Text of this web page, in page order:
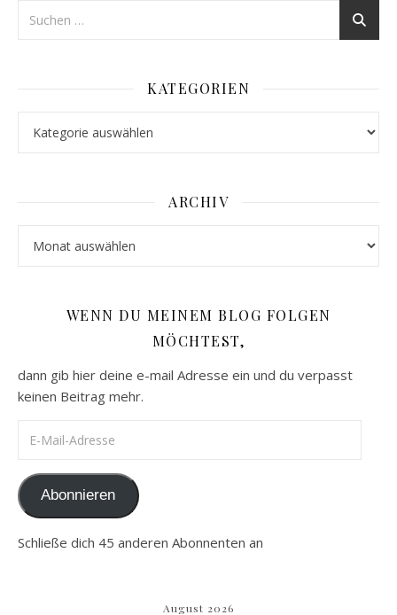
KATEGORIEN
ARCHIV
WENN DU MEINEM BLOG FOLGEN
MÖCHTEST,
dann gib hier deine e-mail Adresse ein und du verpasst
keinen Beitrag mehr.
Abonnieren
Schließe dich 45 anderen Abonnenten an
August 2026